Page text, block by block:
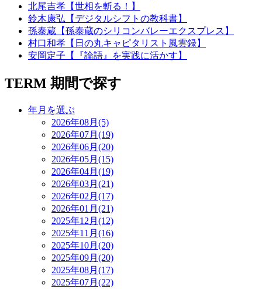
北尾吉孝【世相を斬る！】
鈴木康弘【デジタルシフトの教科書】
孫泰蔵【孫泰蔵のシリコンバレーエクスプレス】
村口和孝【日の丸キャピタリスト風雲録】
安岡定子【『論語』を実践に活かす】
TERM 期間で探す
年月を選ぶ
2026年08月(5)
2026年07月(19)
2026年06月(20)
2026年05月(15)
2026年04月(19)
2026年03月(21)
2026年02月(17)
2026年01月(21)
2025年12月(12)
2025年11月(16)
2025年10月(20)
2025年09月(20)
2025年08月(17)
2025年07月(22)